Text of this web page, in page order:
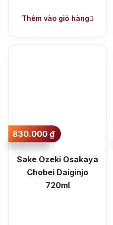
Thêm vào giỏ hàng
830.000₫
Sake Ozeki Osakaya
Chobei Daiginjo
720ml